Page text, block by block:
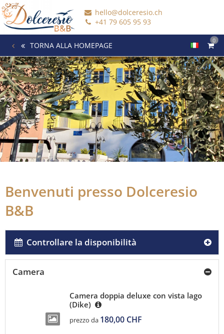
hello@dolceresio.ch
+41 79 605 95 93
0
TORNA ALLA HOMEPAGE
Benvenuti presso Dolceresio
B&B
Controllare la disponibilità
Camera
Camera doppia deluxe con vista lago
(Dike)
prezzo da 180,00 CHF